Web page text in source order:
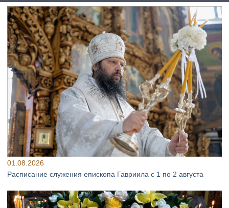
01.08.2026
Расписание служения епископа Гавриила с 1 по 2 августа